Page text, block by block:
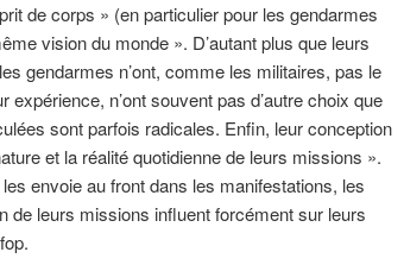
de corps » (en particulier pour les gendarmes
vision du monde ». D’autant plus que leurs
gendarmes n’ont, comme les militaires, pas le
n’ont souvent pas d’autre choix que
sont parfois radicales. Enfin, leur conception
et la réalité quotidienne de leurs missions ».
envoie au front dans les manifestations, les
de leurs missions influent forcément sur leurs